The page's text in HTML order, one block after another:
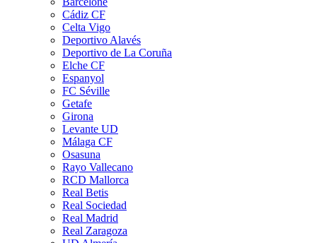
Cádiz CF
Celta Vigo
Deportivo Alavés
Deportivo de La Coruña
Elche CF
Espanyol
FC Séville
Getafe
Girona
Levante UD
Málaga CF
Osasuna
Rayo Vallecano
RCD Mallorca
Real Betis
Real Sociedad
Real Madrid
Real Zaragoza